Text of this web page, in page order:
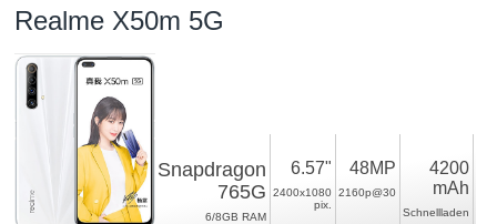
Realme X50m 5G
Snapdragon
765G
6/8GB RAM
6.57"
2400x1080
pix.
48MP
2160p@30
4200
mAh
Schnellladen